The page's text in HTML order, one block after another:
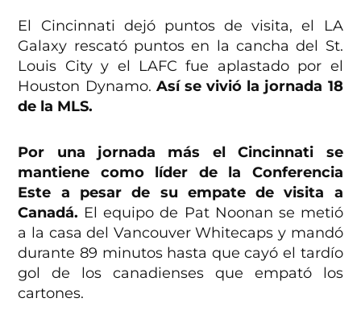
El Cincinnati dejó puntos de visita, el LA
Galaxy rescató puntos en la cancha del St.
Louis City y el LAFC fue aplastado por el
Houston Dynamo. Así se vivió la jornada 18
de la MLS.
Por una jornada más el Cincinnati se
mantiene como líder de la Conferencia
Este a pesar de su empate de visita a
Canadá. El equipo de Pat Noonan se metió
a la casa del Vancouver Whitecaps y mandó
durante 89 minutos hasta que cayó el tardío
gol de los canadienses que empató los
cartones.